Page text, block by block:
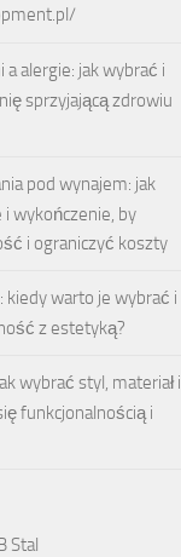
a alergie: jak wybrać i
sprzyjającą zdrowiu
pod wynajem: jak
wykończenie, by
i ograniczyć koszty
kiedy warto je wybrać i
z estetyką?
wybrać styl, materiał i
funkcjonalnością i
Stal